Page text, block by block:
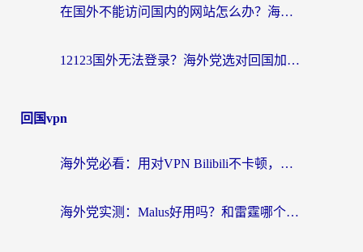
在国外不能访问国内的网站怎么办？海外党必看的无缝回国上网指南
12123国外无法登录？海外党选对回国加速器，轻松解决国内资源访问难题
回国vpn
海外党必看：用对VPN Bilibili不卡顿，英国玩国内游戏也丝滑——2026回国加速器选择指南
海外党实测：Malus好用吗？和雷霆哪个好？+ 3款热门加速器深度对比